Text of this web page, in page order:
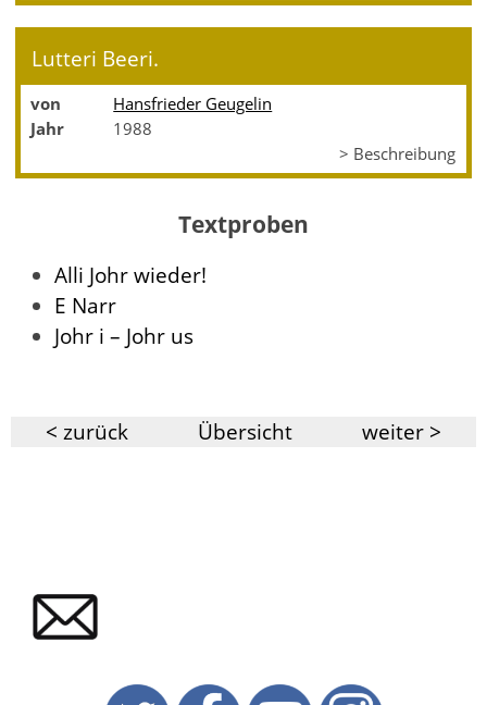
Lutteri Beeri.
von
Hansfrieder Geugelin
Jahr
1988
> Beschreibung
Textproben
Alli Johr wieder!
E Narr
Johr i – Johr us
< zurück Übersicht weiter >